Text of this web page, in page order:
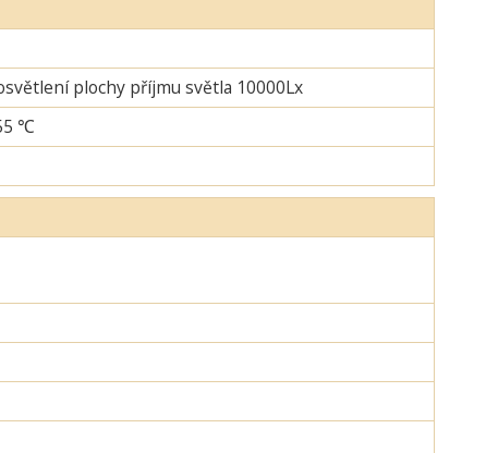
plochy příjmu světla 10000Lx
℃